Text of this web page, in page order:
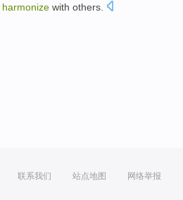
harmonize with others
联系我们 站点地图 网络举报